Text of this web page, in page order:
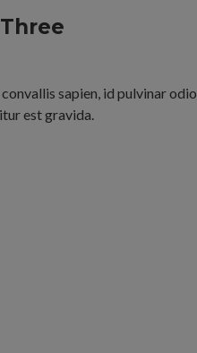
sapien, id pulvinar odio
est gravida.